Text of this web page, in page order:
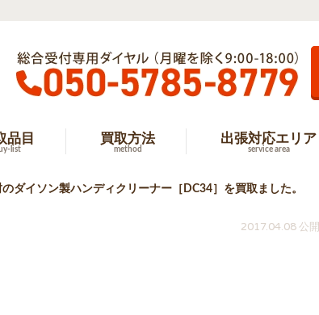
品目
list
買取方法
method
出張対応エリア
service area
ダイソン製ハンディクリーナー［DC34］を買取ました。
2017.04.08 公開